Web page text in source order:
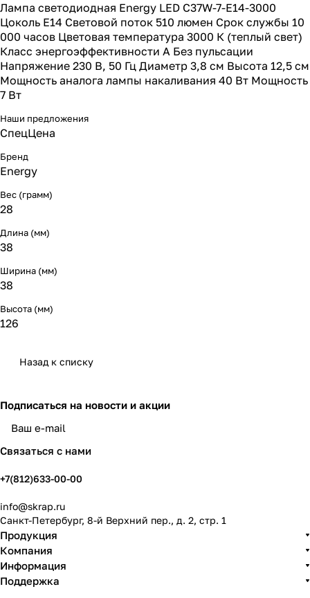
Лампа светодиодная Energy LED С37W-7-E14-3000
Цоколь E14 Световой поток 510 люмен Срок службы 10
000 часов Цветовая температура 3000 К (теплый свет)
Класс энергоэффективности А Без пульсации
Напряжение 230 В, 50 Гц Диаметр 3,8 см Высота 12,5 см
Мощность аналога лампы накаливания 40 Вт Мощность
7 Вт
Наши предложения
СпецЦена
Бренд
Energy
Вес (грамм)
28
Длина (мм)
38
Ширина (мм)
38
Высота (мм)
126
Назад к списку
Подписаться на новости и акции
Связаться с нами
+7(812)633-00-00
info@skrap.ru
Санкт-Петербург, 8-й Верхний пер., д. 2, стр. 1
Продукция
Компания
Информация
Поддержка